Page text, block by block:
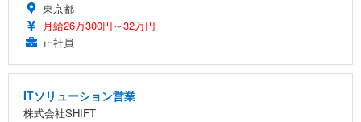
東京都
月給26万300円～32万円
正社員
ITソリューション営業
株式会社SHIFT